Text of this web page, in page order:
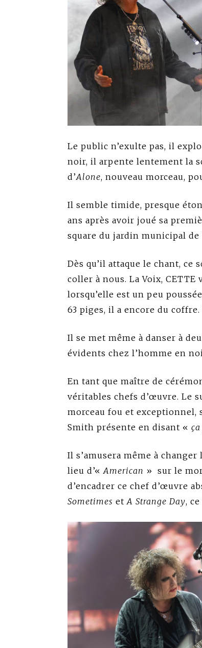
Le public n’exulte pas, il
noir, il arpente lentement la
d’Alone, nouveau morceau,
Il semble timide, presque
ans après avoir joué sa
square du jardin municipal
Dès qu’il attaque le chant,
coller à nous. La Voix,
lorsqu’elle est un peu
63 piges, il a encore du coffre.
Il se met même à danser à
évidents chez l’homme en
En tant que maître de
véritables chefs d’œuvre. Le
morceau fou et exceptionnel,
Smith présente en disant «
Il s’amusera même à
lieu d’«American » sur le
d’encadrer ce chef d’œuvre
Sometimes etA Strange Day,